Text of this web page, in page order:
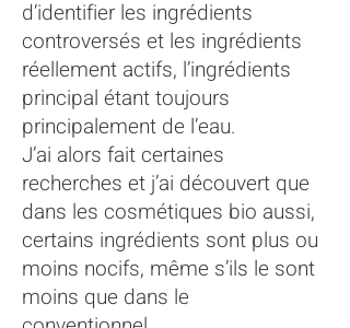
d’identifier les ingrédients
controversés et les ingrédients
réellement actifs, l’ingrédients
principal étant toujours
principalement de l’eau.
J’ai alors fait certaines
recherches et j’ai découvert que
dans les cosmétiques bio aussi,
certains ingrédients sont plus ou
moins nocifs, même s’ils le sont
moins que dans le